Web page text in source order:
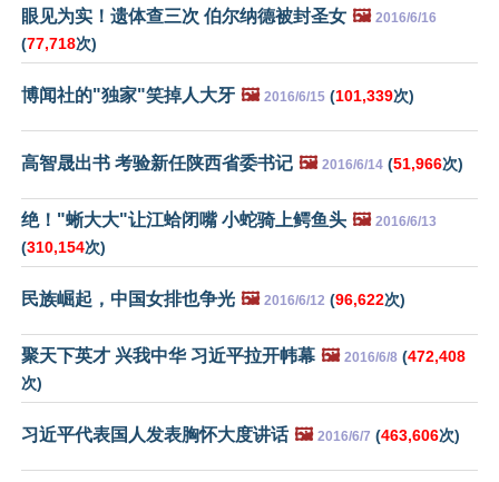
眼见为实！遗体查三次 伯尔纳德被封圣女 🖼️ 2016/6/16
(77,718次)
博闻社的"独家"笑掉人大牙 🖼️ 2016/6/15 (101,339次)
高智晟出书 考验新任陕西省委书记 🖼️ 2016/6/14 (51,966次)
绝！"蜥大大"让江蛤闭嘴 小蛇骑上鳄鱼头 🖼️ 2016/6/13
(310,154次)
民族崛起，中国女排也争光 🖼️ 2016/6/12 (96,622次)
聚天下英才 兴我中华 习近平拉开帏幕 🖼️ 2016/6/8 (472,408
次)
习近平代表国人发表胸怀大度讲话 🖼️ 2016/6/7 (463,606次)